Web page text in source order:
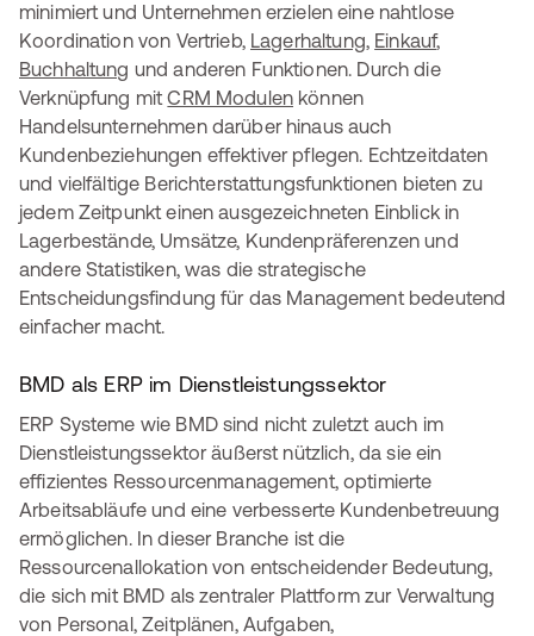
minimiert und Unternehmen erzielen eine nahtlose
Koordination von Vertrieb, Lagerhaltung, Einkauf,
Buchhaltung und anderen Funktionen. Durch die
Verknüpfung mitCRM Modulen können
Handelsunternehmen darüber hinaus auch
Kundenbeziehungen effektiver pflegen. Echtzeitdaten
und vielfältige Berichterstattungsfunktionen bieten zu
jedem Zeitpunkt einen ausgezeichneten Einblick in
Lagerbestände, Umsätze, Kundenpräferenzen und
andere Statistiken, was die strategische
Entscheidungsfindung für das Management bedeutend
einfacher macht.
BMD als ERP im Dienstleistungssektor
ERP Systeme wie BMD sind nicht zuletzt auch im
Dienstleistungssektor äußerst nützlich, da sie ein
effizientes Ressourcenmanagement, optimierte
Arbeitsabläufe und eine verbesserte Kundenbetreuung
ermöglichen. In dieser Branche ist die
Ressourcenallokation von entscheidender Bedeutung,
die sich mit BMD als zentraler Plattform zur Verwaltung
von Personal, Zeitplänen, Aufgaben,